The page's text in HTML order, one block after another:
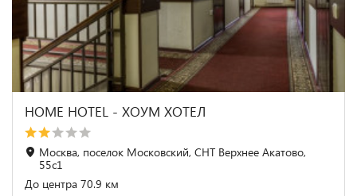
HOME HOTEL - ХОУМ ХОТЕЛ
Москва, поселок Московский, СНТ Верхнее Акатово,
55с1
До центра 70.9 км